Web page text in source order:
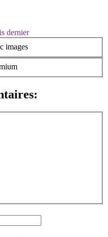
dernier
images